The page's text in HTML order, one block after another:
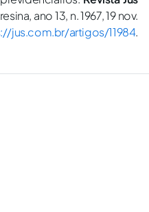
ano 13, n. 1967, 19 nov.
jus.com.br/artigos/11984.